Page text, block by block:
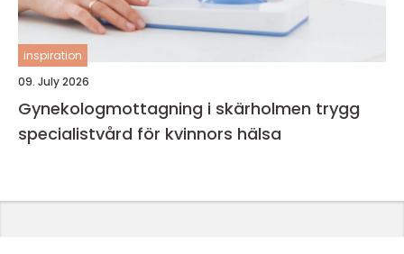
inspiration
09. July 2026
Gynekologmottagning i skärholmen trygg
specialistvård för kvinnors hälsa